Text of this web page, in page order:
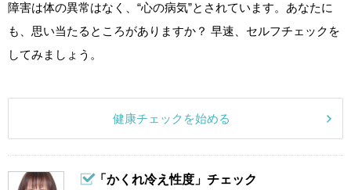
障害は体の異常はなく、“心の病気”とされています。あなたに
も、思い当たるところがありますか？ 早速、セルフチェックを
してみましょう。
健康チェックを始める
「かくれ冷え性度」チェック